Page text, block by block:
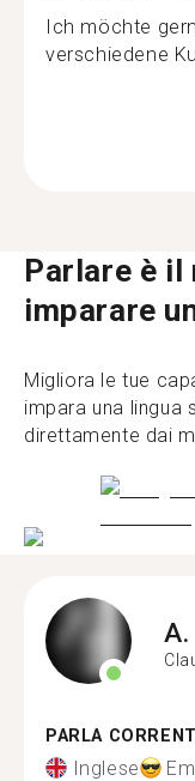
Ich möchte
verschiedene
Parlare è il
imparare
Migliora le tue
impara una lingua
direttamente dai
A.
PARLA
Inglese